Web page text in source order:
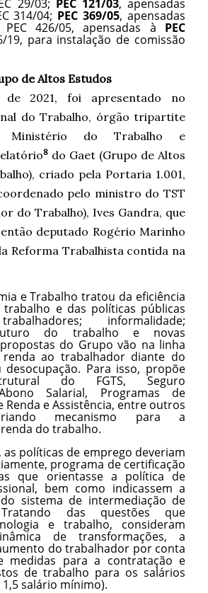
29/03; PEC 121/03, apensadas
314/04; PEC 369/05, apensadas
426/05, apensadas à PEC
19, para instalação de comissão
de Altos Estudos
de 2021, foi apresentado no
do Trabalho, órgão tripartite
Ministério do Trabalho e
8 do Gaet (Grupo de Altos
criado pela Portaria 1.001,
pelo ministro do TST
do Trabalho), Ives Gandra, que
deputado Rogério Marinho
Reforma Trabalhista contida na
e Trabalho tratou da eficiência
e das políticas públicas
informalidade;
do trabalho e novas
do Grupo vão na linha
ao trabalhador diante do
desocupação. Para isso, propõe
do FGTS, Seguro
Salarial, Programas de
Renda e Assistência, entre outros
mecanismo para a
do trabalho.
políticas de emprego deveriam
programa de certificação
que orientasse a política de
bem como indicassem a
sistema de intermediação de
Tratando das questões que
e trabalho, consideram
de transformações, a
do trabalhador por conta
medidas para a contratação e
de trabalho para os salários
salário mínimo).